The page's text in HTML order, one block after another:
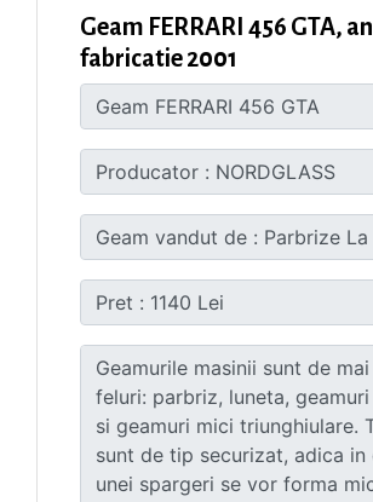
Geam FERRARI 456 GTA, an
fabricatie 2001